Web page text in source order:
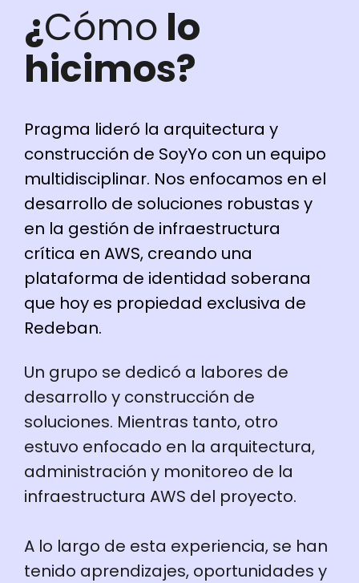
¿Cómo lo
hicimos?
Pragma lideró la arquitectura y
construcción de SoyYo con un equipo
multidisciplinar. Nos enfocamos en el
desarrollo de soluciones robustas y
en la gestión de infraestructura
crítica en AWS, creando una
plataforma de identidad soberana
que hoy es propiedad exclusiva de
Redeban.
Un grupo se dedicó a labores de
desarrollo y construcción de
soluciones. Mientras tanto, otro
estuvo enfocado en la arquitectura,
administración y monitoreo de la
infraestructura AWS del proyecto.
A lo largo de esta experiencia, se han
tenido aprendizajes, oportunidades y